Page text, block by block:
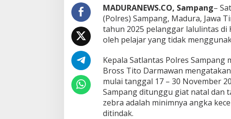
MADURANEWS.CO, Sampang–
(Polres) Sampang, Madura, Jawa
tahun 2025 pelanggar lalulintas
oleh pelajar yang tidak
Kepala Satlantas Polres Sampang
Bross Tito Darmawan
mulai tanggal 17 – 30 November
Sampang ditunggu giat natal dan
zebra adalah minimnya angka
ditindak.